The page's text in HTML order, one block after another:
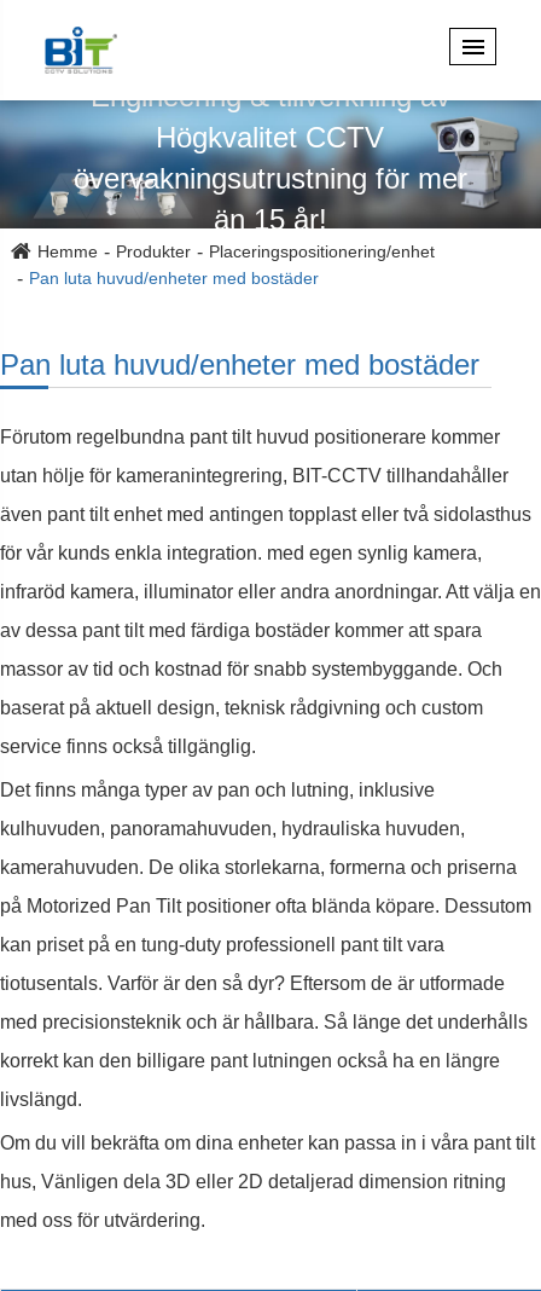
Engineering & tillverkning av
Högkvalitet CCTV
övervakningsutrustning för mer
än 15 år!
Hemme Produkter
Placeringspositionering/enhet
Pan luta huvud/enheter med bostäder
Pan luta huvud/enheter med bostäder
Förutom regelbundna pant tilt huvud positionerare kommer
utan hölje för kameranintegrering, BIT-CCTV tillhandahåller
även pant tilt enhet med antingen topplast eller två sidolasthus
för vår kunds enkla integration. med egen synlig kamera,
infraröd kamera, illuminator eller andra anordningar. Att välja en
av dessa pant tilt med färdiga bostäder kommer att spara
massor av tid och kostnad för snabb systembyggande. Och
baserat på aktuell design, teknisk rådgivning och custom
service finns också tillgänglig.
Det finns många typer av pan och lutning, inklusive
kulhuvuden, panoramahuvuden, hydrauliska huvuden,
kamerahuvuden. De olika storlekarna, formerna och priserna
på Motorized Pan Tilt positioner ofta blända köpare. Dessutom
kan priset på en tung-duty professionell pant tilt vara
tiotusentals. Varför är den så dyr? Eftersom de är utformade
med precisionsteknik och är hållbara. Så länge det underhålls
korrekt kan den billigare pant lutningen också ha en längre
livslängd.
Om du vill bekräfta om dina enheter kan passa in i våra pant tilt
hus, Vänligen dela 3D eller 2D detaljerad dimension ritning
med oss för utvärdering.